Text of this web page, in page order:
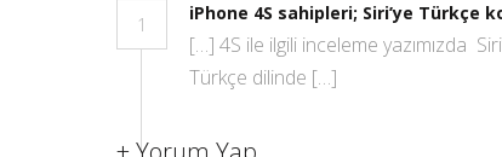
1
iPhone 4S sahipleri; Siri’ye Türkçe
[…] 4S ile ilgili inceleme yazımızda
Türkçe dilinde […]